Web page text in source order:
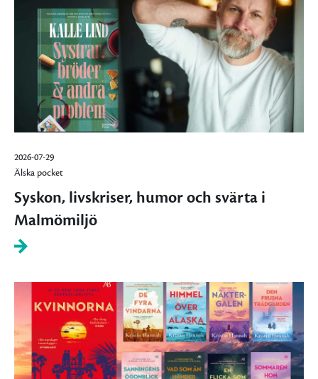
2026-07-29
Älska pocket
Syskon, livskriser, humor och svärta i
Malmömiljö